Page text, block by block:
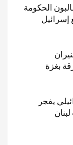
الحكومة
إسرائيل
بنيران
بغزة
يفجر